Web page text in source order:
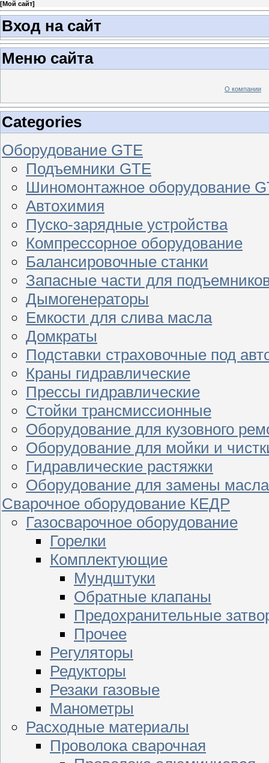
[Мой сайт]
Вход на сайт
Меню сайта
О компании
Categories
Оборудование GTE
Подъемники GTE
Шиномонтажное оборудование
Автохимия
Пуско-зарядные устройства
Компрессорное оборудование
Балансировочные станки
Запасные части для
Дымогенераторы
Емкости для слива масла
Домкраты
Подставки страховочные под
Краны гидравлические
Прессы гидравлические
Стойки трансмиссионные
Оборудование для кузовного
Оборудование для мойки и
Гидравлические растяжки
Оборудование для замены масла
Сварочное оборудование КЕДР
Газосварочное оборудование
Горелки
Комплектующие
Мундштуки
Обратные клапаны
Предохранительные
Прочее
Регуляторы
Редукторы
Резаки газовые
Манометры
Расходные материалы
Проволока сварочная